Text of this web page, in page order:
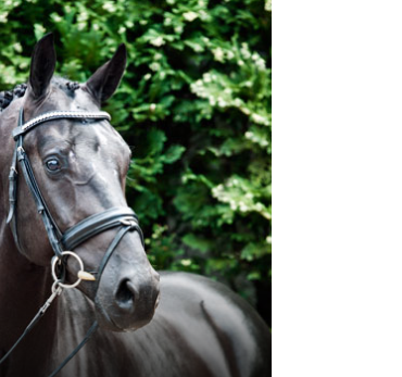
Mehr Info